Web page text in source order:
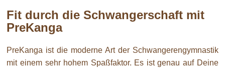
Fit durch die Schwangerschaft mit
PreKanga
PreKanga ist die moderne Art der Schwangerengymnastik
mit einem sehr hohem Spaßfaktor. Es ist genau auf Deine